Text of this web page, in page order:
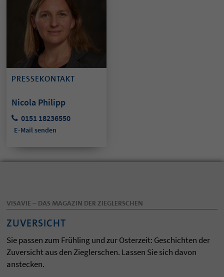
PRESSEKONTAKT
Nicola Philipp
0151 18236550
E-Mail senden
VISAVIE – DAS MAGAZIN DER ZIEGLERSCHEN
ZUVERSICHT
Sie passen zum Frühling und zur Osterzeit: Geschichten der
Zuversicht aus den Zieglerschen. Lassen Sie sich davon
anstecken.